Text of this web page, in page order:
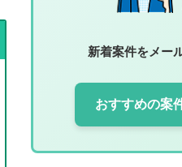
新着案件をメー
おすすめの案